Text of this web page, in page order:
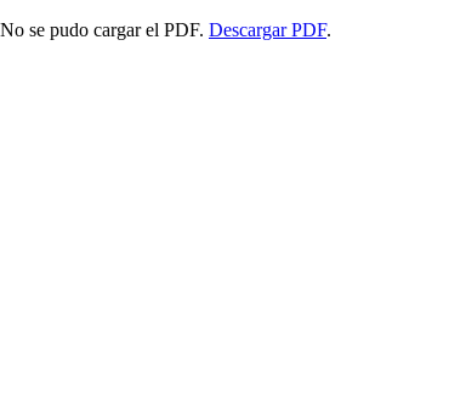
No se pudo cargar el PDF. Descargar PDF.